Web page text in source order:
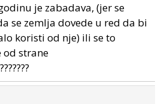
je zabadava, (jer se
se zemlja dovede u red da bi
koristi od nje) ili se to
strane